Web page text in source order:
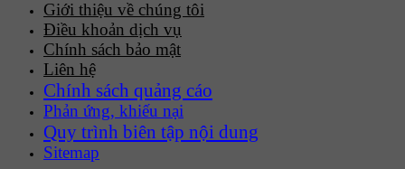
Giới thiệu về chúng tôi
Điều khoản dịch vụ
Chính sách bảo mật
Liên hệ
Chính sách quảng cáo
Phản ứng, khiếu nại
Quy trình biên tập nội dung
Sitemap